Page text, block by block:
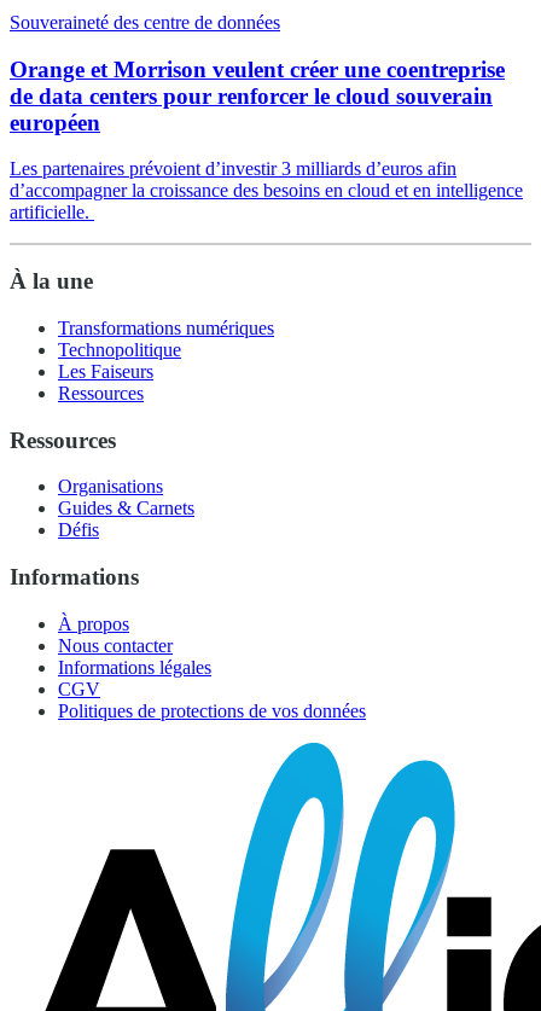
Souveraineté des centre de données
Orange et Morrison veulent créer une coentreprise
de data centers pour renforcer le cloud souverain
européen
Les partenaires prévoient d’investir 3 milliards d’euros afin
d’accompagner la croissance des besoins en cloud et en intelligence
artificielle.
À la une
Transformations numériques
Technopolitique
Les Faiseurs
Ressources
Ressources
Organisations
Guides & Carnets
Défis
Informations
À propos
Nous contacter
Informations légales
CGV
Politiques de protections de vos données